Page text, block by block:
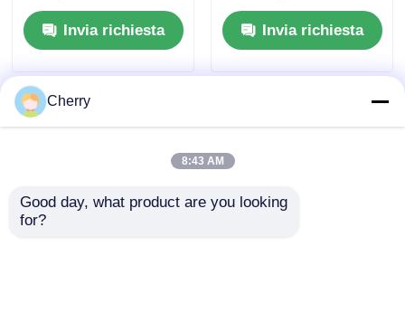
personalizzata
Produttore di profili
in alluminio
Invia richiesta
per produttori
originali (OEM)
Invia richiesta
Cherry
8:43 AM
Good day, what product are you looking
for?